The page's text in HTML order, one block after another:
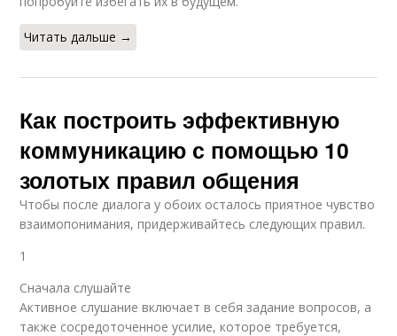
Читать дальше →
Как построить эффективную
коммуникацию с помощью 10
золотых правил общения
Чтобы после диалога у обоих осталось приятное чувство
взаимопонимания, придерживайтесь следующих правил.
1
Сначала слушайте
Активное слушание включает в себя задание вопросов, а
также сосредоточенное усилие, которое требуется,